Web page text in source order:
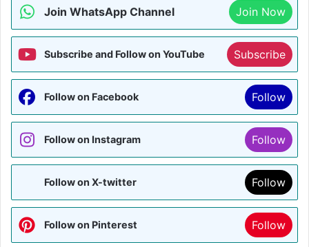
Join WhatsApp Channel Join Now
Subscribe and Follow on YouTube Subscribe
Follow on Facebook Follow
Follow on Instagram Follow
Follow on X-twitter Follow
Follow on Pinterest Follow